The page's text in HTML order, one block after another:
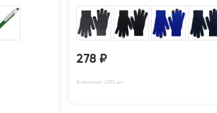
278 ₽
В наличии: 4392 шт